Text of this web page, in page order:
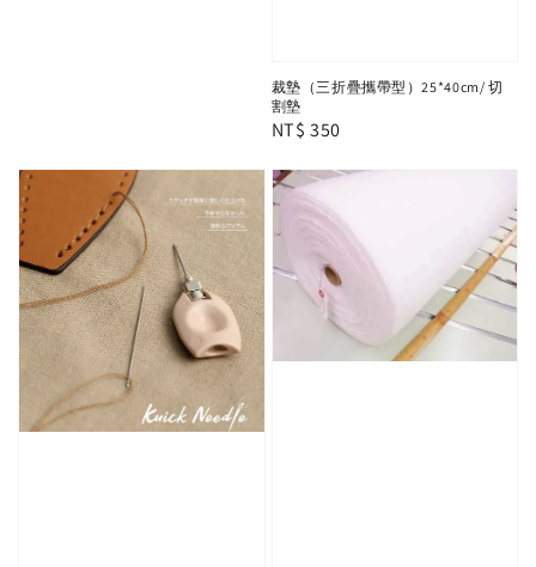
裁墊（三折疊攜帶型）25*40cm/ 切
割墊
Regular
NT$ 350